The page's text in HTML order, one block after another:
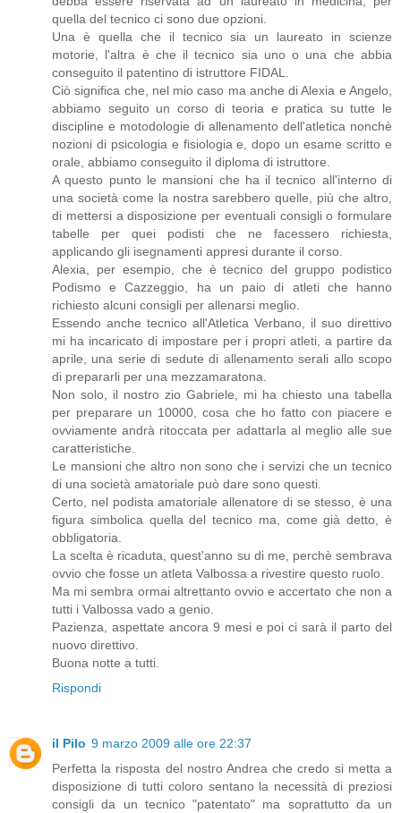
quella del tecnico ci sono due opzioni.
Una è quella che il tecnico sia un laureato in scienze
motorie, l'altra è che il tecnico sia uno o una che abbia
conseguito il patentino di istruttore FIDAL.
Ciò significa che, nel mio caso ma anche di Alexia e Angelo,
abbiamo seguito un corso di teoria e pratica su tutte le
discipline e motodologie di allenamento dell'atletica nonchè
nozioni di psicologia e fisiologia e, dopo un esame scritto e
orale, abbiamo conseguito il diploma di istruttore.
A questo punto le mansioni che ha il tecnico all'interno di
una società come la nostra sarebbero quelle, più che altro,
di mettersi a disposizione per eventuali consigli o formulare
tabelle per quei podisti che ne facessero richiesta,
applicando gli isegnamenti appresi durante il corso.
Alexia, per esempio, che è tecnico del gruppo podistico
Podismo e Cazzeggio, ha un paio di atleti che hanno
richiesto alcuni consigli per allenarsi meglio.
Essendo anche tecnico all'Atletica Verbano, il suo direttivo
mi ha incaricato di impostare per i propri atleti, a partire da
aprile, una serie di sedute di allenamento serali allo scopo
di prepararli per una mezzamaratona.
Non solo, il nostro zio Gabriele, mi ha chiesto una tabella
per preparare un 10000, cosa che ho fatto con piacere e
ovviamente andrà ritoccata per adattarla al meglio alle sue
caratteristiche.
Le mansioni che altro non sono che i servizi che un tecnico
di una società amatoriale può dare sono questi.
Certo, nel podista amatoriale allenatore di se stesso, è una
figura simbolica quella del tecnico ma, come già detto, è
obbligatoria.
La scelta è ricaduta, quest'anno su di me, perchè sembrava
ovvio che fosse un atleta Valbossa a rivestire questo ruolo.
Ma mi sembra ormai altrettanto ovvio e accertato che non a
tutti i Valbossa vado a genio.
Pazienza, aspettate ancora 9 mesi e poi ci sarà il parto del
nuovo direttivo.
Buona notte a tutti.
Rispondi
il Pilo 9 marzo 2009 alle ore 22:37
Perfetta la risposta del nostro Andrea che credo si metta a
disposizione di tutti coloro sentano la necessità di preziosi
consigli da un tecnico "patentato" ma soprattutto da un